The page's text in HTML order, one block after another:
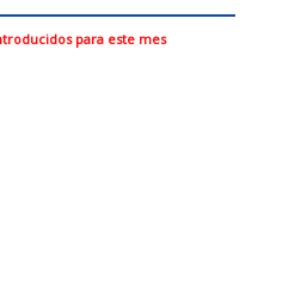
para este mes